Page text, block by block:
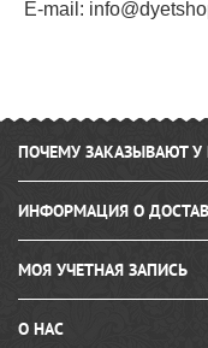
E-mail:
ПОЧЕМУ ЗАКАЗЫВАЮТ У
ИНФОРМАЦИЯ О
МОЯ УЧЕТНАЯ ЗАПИСЬ
О НАС